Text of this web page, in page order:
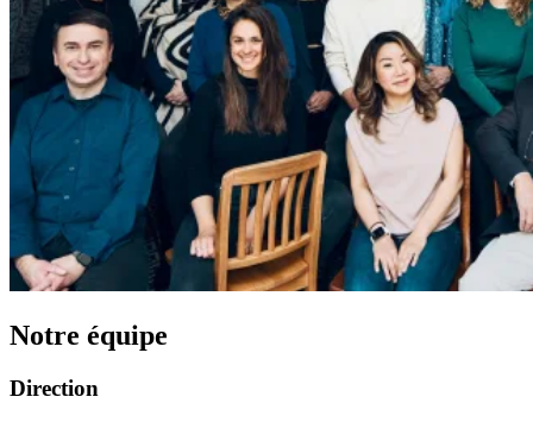
Notre équipe
Direction